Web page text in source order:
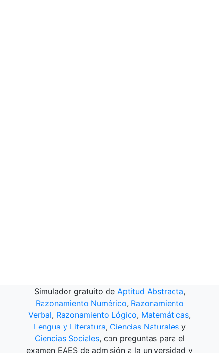
Simulador gratuito de Aptitud Abstracta,
Razonamiento Numérico, Razonamiento
Verbal, Razonamiento Lógico, Matemáticas,
Lengua y Literatura, Ciencias Naturalesy
Ciencias Sociales, con preguntas para el
examen EAES de admisión a la universidad y